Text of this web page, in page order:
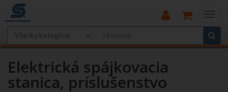
Main
Menu
Elektrická spájkovacia
stanica, príslušenstvo